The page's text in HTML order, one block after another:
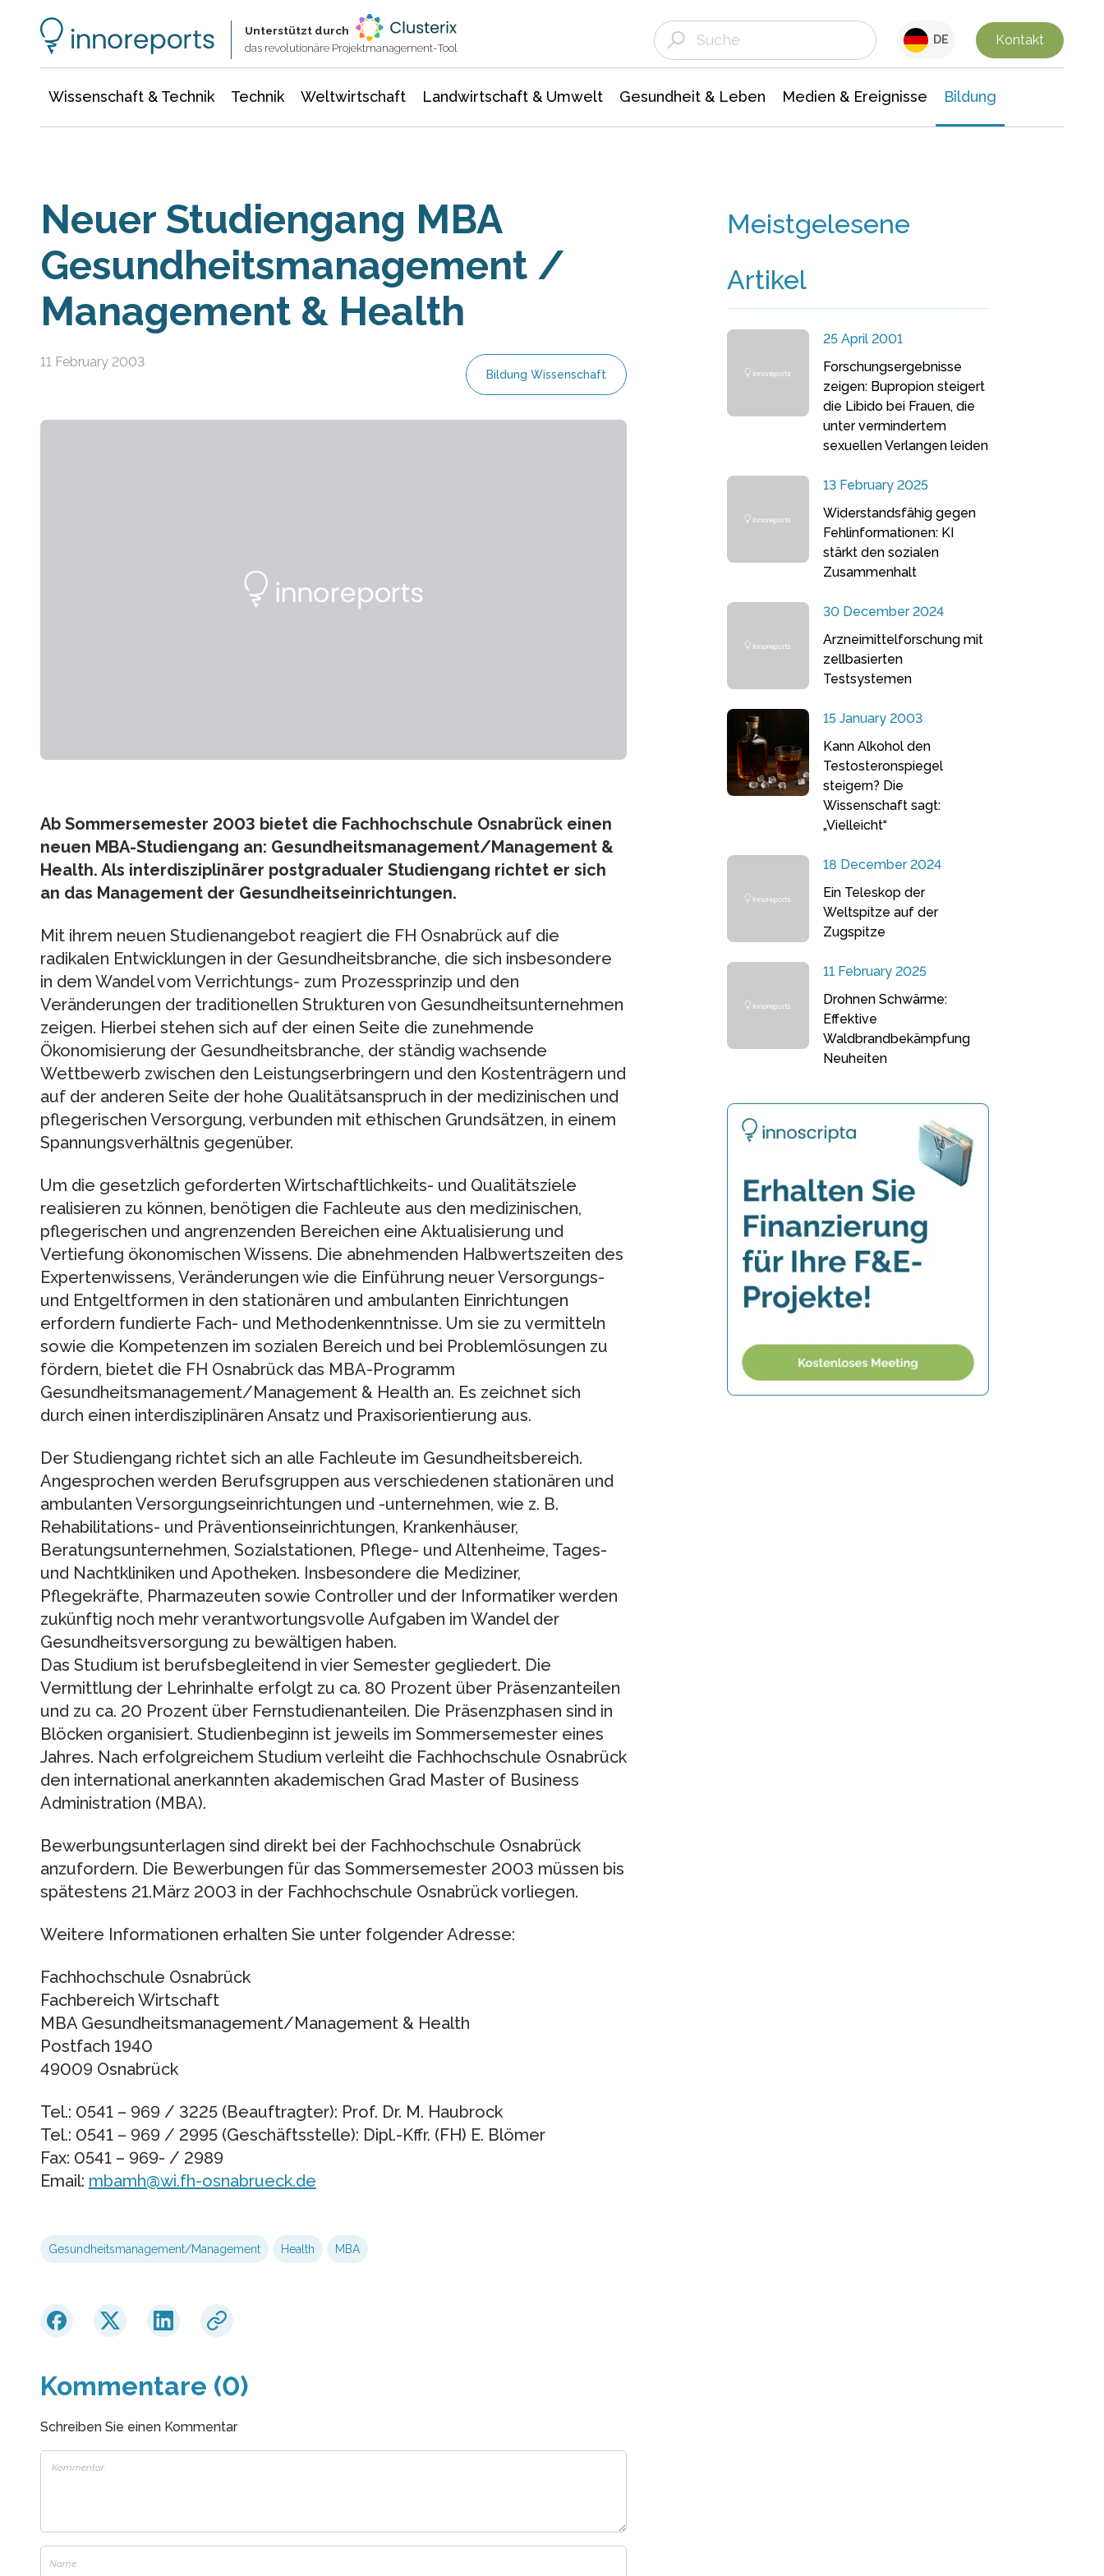
Unterstützt durch
das revolutionäre Projektmanagement-Tool
DE Kontakt
Wissenschaft & Technik Technik Weltwirtschaft Landwirtschaft & Umwelt Gesundheit & Leben Medien & Ereignisse Bildung
Neuer Studiengang MBA
Gesundheitsmanagement /
Management & Health
11 February 2003
Bildung Wissenschaft
Ab Sommersemester 2003 bietet die Fachhochschule Osnabrück einen
neuen MBA-Studiengang an: Gesundheitsmanagement/Management &
Health. Als interdisziplinärer postgradualer Studiengang richtet er sich
an das Management der Gesundheitseinrichtungen.
Mit ihrem neuen Studienangebot reagiert die FH Osnabrück auf die
radikalen Entwicklungen in der Gesundheitsbranche, die sich insbesondere
in dem Wandel vom Verrichtungs- zum Prozessprinzip und den
Veränderungen der traditionellen Strukturen von Gesundheitsunternehmen
zeigen. Hierbei stehen sich auf der einen Seite die zunehmende
Ökonomisierung der Gesundheitsbranche, der ständig wachsende
Wettbewerb zwischen den Leistungserbringern und den Kostenträgern und
auf der anderen Seite der hohe Qualitätsanspruch in der medizinischen und
pflegerischen Versorgung, verbunden mit ethischen Grundsätzen, in einem
Spannungsverhältnis gegenüber.
Um die gesetzlich geforderten Wirtschaftlichkeits- und Qualitätsziele
realisieren zu können, benötigen die Fachleute aus den medizinischen,
pflegerischen und angrenzenden Bereichen eine Aktualisierung und
Vertiefung ökonomischen Wissens. Die abnehmenden Halbwertszeiten des
Expertenwissens, Veränderungen wie die Einführung neuer Versorgungs-
und Entgeltformen in den stationären und ambulanten Einrichtungen
erfordern fundierte Fach- und Methodenkenntnisse. Um sie zu vermitteln
sowie die Kompetenzen im sozialen Bereich und bei Problemlösungen zu
fördern, bietet die FH Osnabrück das MBA-Programm
Gesundheitsmanagement/Management & Health an. Es zeichnet sich
durch einen interdisziplinären Ansatz und Praxisorientierung aus.
Der Studiengang richtet sich an alle Fachleute im Gesundheitsbereich.
Angesprochen werden Berufsgruppen aus verschiedenen stationären und
ambulanten Versorgungseinrichtungen und -unternehmen, wie z. B.
Rehabilitations- und Präventionseinrichtungen, Krankenhäuser,
Beratungsunternehmen, Sozialstationen, Pflege- und Altenheime, Tages-
und Nachtkliniken und Apotheken. Insbesondere die Mediziner,
Pflegekräfte, Pharmazeuten sowie Controller und der Informatiker werden
zukünftig noch mehr verantwortungsvolle Aufgaben im Wandel der
Gesundheitsversorgung zu bewältigen haben.
Das Studium ist berufsbegleitend in vier Semester gegliedert. Die
Vermittlung der Lehrinhalte erfolgt zu ca. 80 Prozent über Präsenzanteilen
und zu ca. 20 Prozent über Fernstudienanteilen. Die Präsenzphasen sind in
Blöcken organisiert. Studienbeginn ist jeweils im Sommersemester eines
Jahres. Nach erfolgreichem Studium verleiht die Fachhochschule Osnabrück
den international anerkannten akademischen Grad Master of Business
Administration (MBA).
Bewerbungsunterlagen sind direkt bei der Fachhochschule Osnabrück
anzufordern. Die Bewerbungen für das Sommersemester 2003 müssen bis
spätestens 21.März 2003 in der Fachhochschule Osnabrück vorliegen.
Weitere Informationen erhalten Sie unter folgender Adresse:
Fachhochschule Osnabrück
Fachbereich Wirtschaft
MBA Gesundheitsmanagement/Management & Health
Postfach 1940
49009 Osnabrück
Tel.: 0541 – 969 / 3225 (Beauftragter): Prof. Dr. M. Haubrock
Tel.: 0541 – 969 / 2995 (Geschäftsstelle): Dipl.-Kffr. (FH) E. Blömer
Fax: 0541 – 969- / 2989
Email: mbamh@wi.fh-osnabrueck.de
Gesundheitsmanagement/Management Health MBA
Kommentare (0)
Schreiben Sie einen Kommentar
Meistgelesene
Artikel
25 April 2001
Forschungsergebnisse
zeigen: Bupropion steigert
die Libido bei Frauen, die
unter vermindertem
sexuellen Verlangen leiden
13 February 2025
Widerstandsfähig gegen
Fehlinformationen: KI
stärkt den sozialen
Zusammenhalt
30 December 2024
Arzneimittelforschung mit
zellbasierten
Testsystemen
15 January 2003
Kann Alkohol den
Testosteronspiegel
steigern? Die
Wissenschaft sagt:
„Vielleicht“
18 December 2024
Ein Teleskop der
Weltspitze auf der
Zugspitze
11 February 2025
Drohnen Schwärme:
Effektive
Waldbrandbekämpfung
Neuheiten